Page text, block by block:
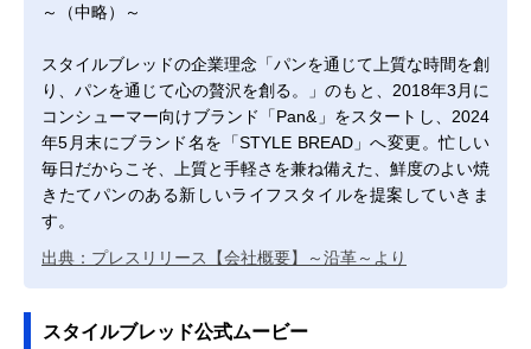
～（中略）～
スタイルブレッドの企業理念「パンを通じて上質な時間を創
り、パンを通じて⼼の贅沢を創る。」のもと、2018年3月に
コンシューマー向けブランド「Pan&」をスタートし、2024
年5月末にブランド名を「STYLE BREAD」へ変更。忙しい
毎日だからこそ、上質と手軽さを兼ね備えた、鮮度のよい焼
きたてパンのある新しいライフスタイルを提案していきま
す。
出典：プレスリリース【会社概要】～沿革～より
スタイルブレッド公式ムービー